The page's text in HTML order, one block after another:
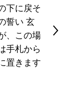
下に戻そ
誓い 玄
、この場
手札から
置きます